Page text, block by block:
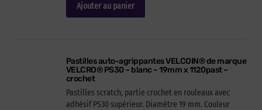
Ajouter au panier
Pastilles auto-agrippantes VELCOIN® de marque
VELCRO® PS30 – blanc – 19mm x 1120past –
crochet
Pastilles scratch, partie crochet en rouleaux avec
adhésif PS30 supérieur. Diamètre 19 mm. Couleur